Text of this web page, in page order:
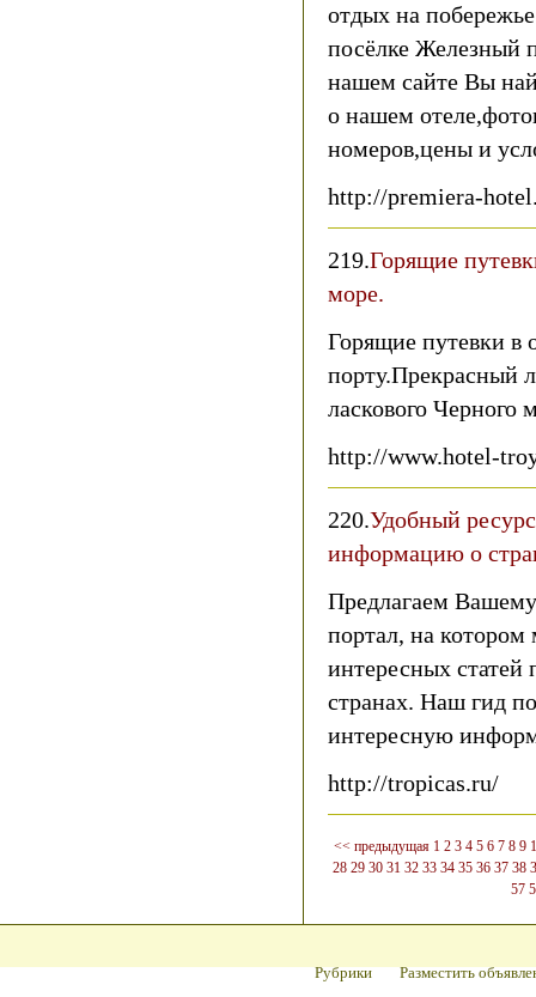
отдых на
посёлке Железный
нашем сайте Вы
о нашем
номеров,цены и
http://premiera-
219.Горящие
море.
Горящие путевки в
порту.Прекрасный
ласкового Черного
http://www.hotel-
220.Удобный
информацию о
Предлагаем
портал, на
интересных статей
странах. Наш гид
интересную
http://tropicas.ru/
<< предыдущая 1 2 3 4 5 6 7 8 9
28 29 30 31 32 33 34 35 36 37 38
57
Рубрики Разместить